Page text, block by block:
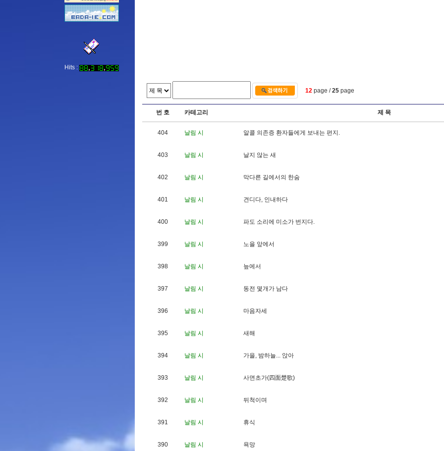
Hits :
12 page /25 page
번 호 카테고리 제 목
404 날림 시 알콜 의 존증 환자들에 게 보내 는 편 지 .
403 날림 시 날지 않는 새
402 날림 시 막다른 길에 서 의 한숨
401 날림 시 견 디 다, 인내하다
400 날림 시 파도 소리 에 미 소가 번 지 다.
399 날림 시 노을 앞에 서
398 날림 시 늪에 서
397 날림 시 동전 몇개 가 남다
396 날림 시 마음자세
395 날림 시 새해
394 날림 시 가을, 밤하늘... 앉아
393 날림 시 사면 초가(四面楚歌)
392 날림 시 뒤 척 이 며
391 날림 시 휴식
390 날림 시 욕망